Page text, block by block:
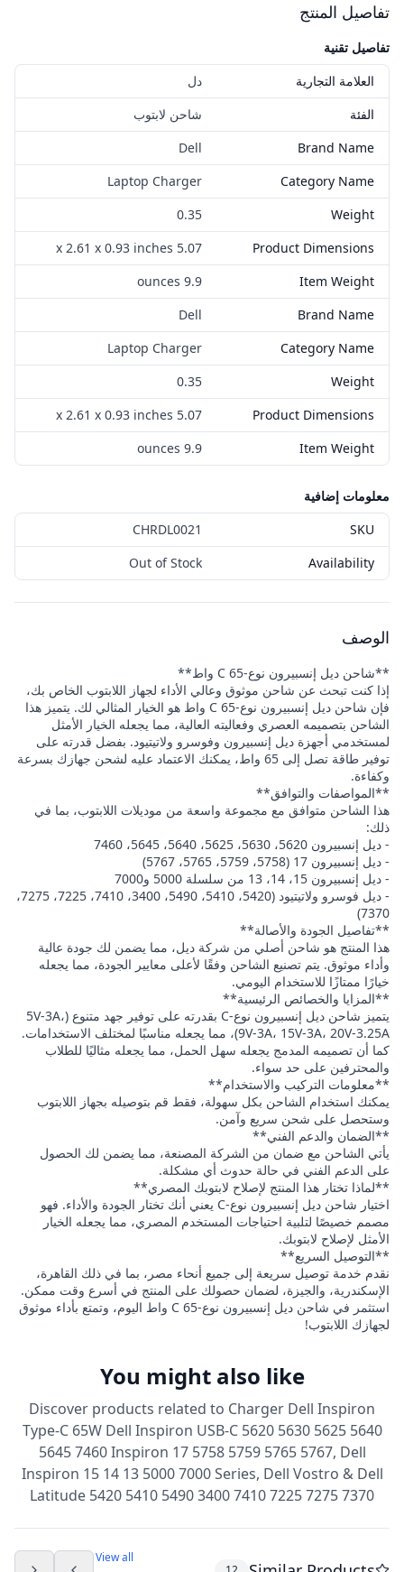
تفاصيل المنتج
تفاصيل تقنية
العلامة التجارية
دل
الفئة
شاحن لابتوب
Brand Name
Dell
Category Name
Laptop Charger
Weight
0.35
Product Dimensions
5.07 x 2.61 x 0.93 inches
Item Weight
9.9 ounces
Brand Name
Dell
Category Name
Laptop Charger
Weight
0.35
Product Dimensions
5.07 x 2.61 x 0.93 inches
Item Weight
9.9 ounces
معلومات إضافية
SKU
CHRDL0021
Availability
Out of Stock
الوصف
**شاحن ديل إنسبيرون نوع-C 65 واط**
إذا كنت تبحث عن شاحن موثوق وعالي الأداء لجهاز اللابتوب الخاص بك،
فإن شاحن ديل إنسبيرون نوع-C 65 واط هو الخيار المثالي لك. يتميز هذا
الشاحن بتصميمه العصري وفعاليته العالية، مما يجعله الخيار الأمثل
لمستخدمي أجهزة ديل إنسبيرون وفوسرو ولاتيتيود. بفضل قدرته على
توفير طاقة تصل إلى 65 واط، يمكنك الاعتماد عليه لشحن جهازك بسرعة
وكفاءة.
**المواصفات والتوافق**
هذا الشاحن متوافق مع مجموعة واسعة من موديلات اللابتوب، بما في
ذلك:
- ديل إنسبيرون 5620، 5630، 5625، 5640، 5645، 7460
- ديل إنسبيرون 17 (5758، 5759، 5765، 5767)
- ديل إنسبيرون 15، 14، 13 من سلسلة 5000 و7000
- ديل فوسرو ولاتيتيود (5420، 5410، 5490، 3400، 7410، 7225، 7275،
7370)
**تفاصيل الجودة والأصالة**
هذا المنتج هو شاحن أصلي من شركة ديل، مما يضمن لك جودة عالية
وأداء موثوق. يتم تصنيع الشاحن وفقًا لأعلى معايير الجودة، مما يجعله
خيارًا ممتازًا للاستخدام اليومي.
**المزايا والخصائص الرئيسية**
يتميز شاحن ديل إنسبيرون نوع-C بقدرته على توفير جهد متنوع (5V-3A،
9V-3A، 15V-3A، 20V-3.25A)، مما يجعله مناسبًا لمختلف الاستخدامات.
كما أن تصميمه المدمج يجعله سهل الحمل، مما يجعله مثاليًا للطلاب
والمحترفين على حد سواء.
**معلومات التركيب والاستخدام**
يمكنك استخدام الشاحن بكل سهولة، فقط قم بتوصيله بجهاز اللابتوب
وستحصل على شحن سريع وآمن.
**الضمان والدعم الفني**
يأتي الشاحن مع ضمان من الشركة المصنعة، مما يضمن لك الحصول
على الدعم الفني في حالة حدوث أي مشكلة.
**لماذا تختار هذا المنتج لإصلاح لابتوبك المصري**
اختيار شاحن ديل إنسبيرون نوع-C يعني أنك تختار الجودة والأداء. فهو
مصمم خصيصًا لتلبية احتياجات المستخدم المصري، مما يجعله الخيار
الأمثل لإصلاح لابتوبك.
**التوصيل السريع**
نقدم خدمة توصيل سريعة إلى جميع أنحاء مصر، بما في ذلك القاهرة،
الإسكندرية، والجيزة، لضمان حصولك على المنتج في أسرع وقت ممكن.
استثمر في شاحن ديل إنسبيرون نوع-C 65 واط اليوم، وتمتع بأداء موثوق
لجهازك اللابتوب!
You might also like
Discover products related to Charger Dell Inspiron
Type-C 65W Dell Inspiron USB-C 5620 5630 5625 5640
5645 7460 Inspiron 17 5758 5759 5765 5767, Dell
Inspiron 15 14 13 5000 7000 Series, Dell Vostro & Dell
Latitude 5420 5410 5490 3400 7410 7225 7275 7370
View all